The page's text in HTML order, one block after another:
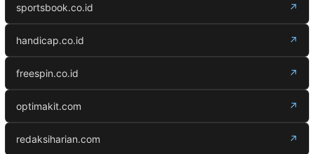
sportsbook.co.id ↗
handicap.co.id ↗
freespin.co.id ↗
optimakit.com ↗
redaksiharian.com ↗